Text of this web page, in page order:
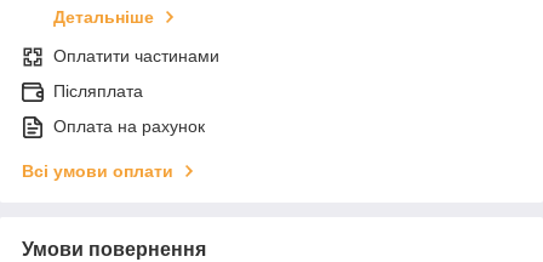
Детальніше
Оплатити частинами
Післяплата
Оплата на рахунок
Всі умови оплати
Умови повернення